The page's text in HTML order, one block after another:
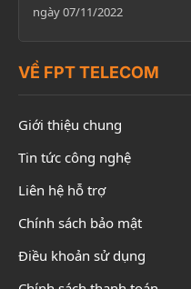
ngày 07/11/2022
VỀ FPT TELECOM
Giới thiệu chung
Tin tức công nghệ
Liên hệ hỗ trợ
Chính sách bảo mật
Điều khoản sử dụng